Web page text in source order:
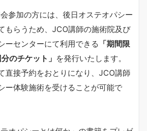
参加の方には、後日オステオパシー
もらうため、JCO講師の施術院及び
ーセンターにて利用できる 「期間限
のチケット」 を発行いたします。
直接予約をおとりになり、JCO講師
ー体験施術を受けることが可能で